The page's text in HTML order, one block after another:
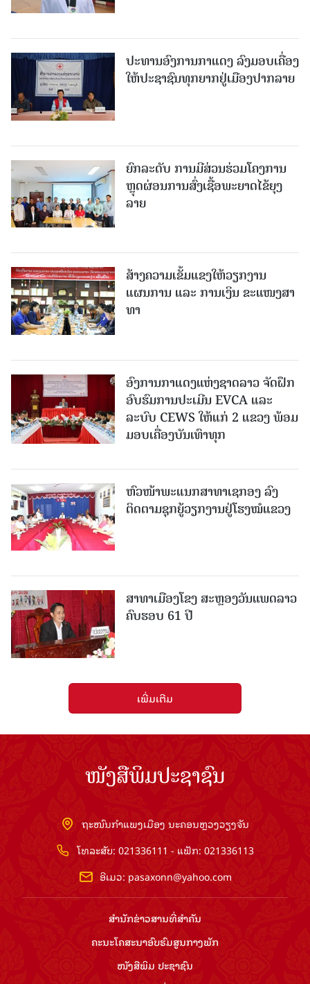
ປະທານອົງການກາແດງ ລົງມອບເຄື່ອງ
ໃຫ້ປະຊາຊົນທຸກຍາກຢູ່ເມືອງປາກລາຍ
ຍົກລະດັບ ການມີສ່ວນຮ່ວມໂຄງການ
ຫຼຸດຜ່ອນການສົ່ງເຊື້ອພະຍາດໄຂ້ຍຸງ
ລາຍ
ສ້າງຄວາມເຂັ້ມແຂງໃຫ້ວຽກງານ
ແຜນການ ແລະ ການເງິນ ຂະແໜງສາ
ທາ
ອົງການກາແດງແຫ່ງຊາດລາວ ຈັດຝຶກ
ອົບຮົມການປະເມີນ EVCA ແລະ
ລະບົບ CEWS ໃຫ້ແກ່ 2 ແຂວງ ພ້ອມ
ມອບເຄື່ອງບັນເທົາທຸກ
ຫົວໜ້າພະແນກສາທາເຊກອງ ລົງ
ຕິດຕາມຊຸກຍູ້ວຽກງານຢູ່ໂຮງໝໍແຂວງ
ສາທາເມືອງໂຂງ ສະຫຼອງວັນແພດລາວ
ຄົບຮອບ 61 ປີ
ເພີ່ມເຕີມ
ໜັງສືພິມປະຊາຊົນ
ຖະໜົນກຳແພງເມືອງ ນະຄອນຫຼວງວຽງຈັນ
ໂທລະສັບ: 021336111 - ແຟັກ: 021336113
ອີເມວ: pasaxonn@yahoo.com
ສຳ​ນັກ​ຂ່າວ​ສານ​ທີ່​ສຳ​ຄັນ​
ຄະນະໂຄສະນາອົບຮົມ​ສູນ​ກາງ​ພັກ
ໜັງສືພິມ ປະ​ຊາ​ຊົນ